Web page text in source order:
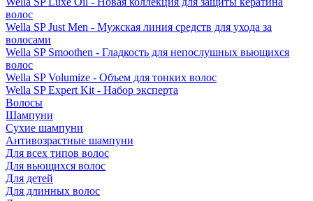
волос
Wella SP Just Men - Мужская линия средств для ухода за
волосами
Wella SP Smoothen - Гладкость для непослушных вьющихся
волос
Wella SP Volumize - Объем для тонких волос
Wella SP Expert Kit - Набор эксперта
Волосы
Шампуни
Сухие шампуни
Антивозрастные шампуни
Для всех типов волос
Для вьющихся волос
Для детей
Для длинных волос